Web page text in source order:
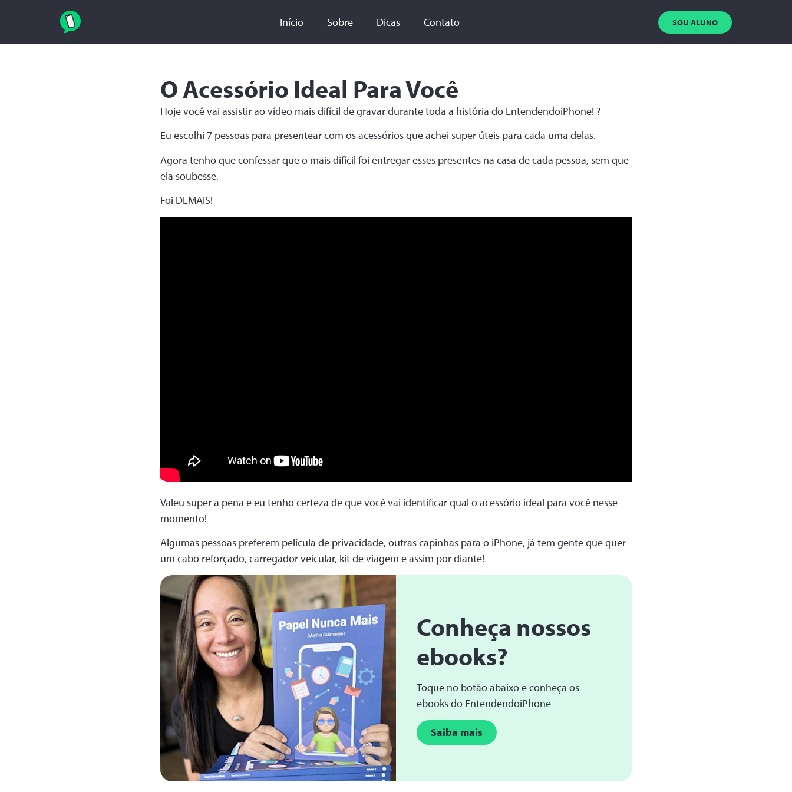
Início Sobre Dicas Contato SOU ALUNO
O Acessório Ideal Para Você
Hoje você vai assistir ao vídeo mais difícil de gravar durante toda a história do EntendendoiPhone! ?
Eu escolhi 7 pessoas para presentear com os acessórios que achei super úteis para cada uma delas.
Agora tenho que confessar que o mais difícil foi entregar esses presentes na casa de cada pessoa, sem que
ela soubesse.
Foi DEMAIS!
Valeu super a pena e eu tenho certeza de que você vai identificar qual o acessório ideal para você nesse
momento!
Algumas pessoas preferem película de privacidade, outras capinhas para o iPhone, já tem gente que quer
um cabo reforçado, carregador veicular, kit de viagem e assim por diante!
Conheça nossos
ebooks?
Toque no botão abaixo e conheça os
ebooks do EntendendoiPhone
Saiba mais